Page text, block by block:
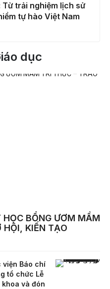
Từ trải nghiệm lịch sử
tự hào Việt Nam
dục
HỌC BỔNG ƯƠM MẦM
HỘI, KIẾN TẠO
viện Báo chí
tổ chức Lễ
khoa và đón